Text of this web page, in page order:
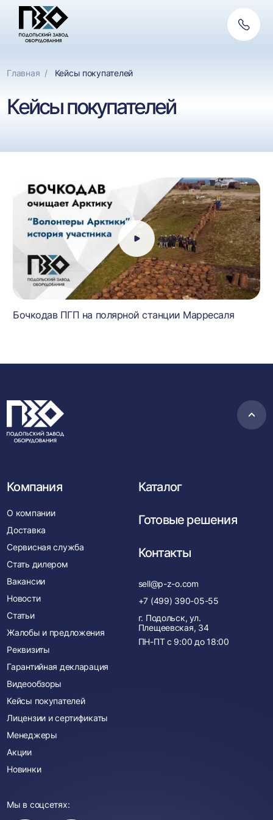
связь
Главная Кейсы покупателей
Кейсы покупателей
Бочкодав ПГП на полярной станции Марресаля
в
Компания
О компании
Доставка
Сервисная служба
Стать дилером
Вакансии
Новости
Статьи
Жалобы и предложения
Реквизиты
Гарантийная декларация
Видеообзоры
Кейсы покупателей
Лицензии и сертификаты
Менеджеры
Акции
Новинки
Каталог
Готовые решения
Контакты
sell@p-z-o.com
+7 (499) 390-05-55
г. Подольск, ул.
Плещеевская, 34
ПН-ПТ с 9:00 до 18:00
Мы в соцсетях: